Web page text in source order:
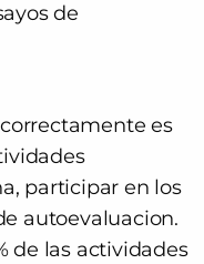
de
es
participar en los
autoevaluacion.
de las actividades